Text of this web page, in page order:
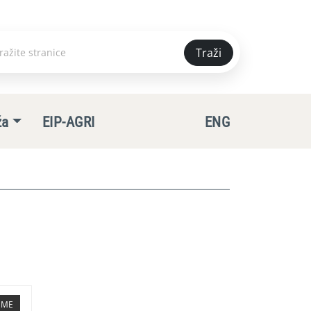
Traži
EIP-AGRI ENG